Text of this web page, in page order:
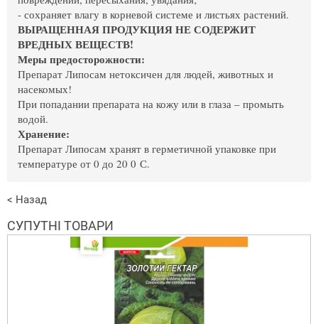
- сохраняет влагу в корневой системе и листьях растений.
ВЫРАЩЕННАЯ ПРОДУКЦИЯ НЕ СОДЕРЖИТ
ВРЕДНЫХ ВЕЩЕСТВ!
Меры предосторожности:
Препарат Липосам нетоксичен для людей, животных и
насекомых!
При попадании препарата на кожу или в глаза – промыть
водой.
Хранение:
Препарат Липосам хранят в герметичной упаковке при
температуре от 0 до 20 0 С.
< Назад
СУПУТНІ ТОВАРИ